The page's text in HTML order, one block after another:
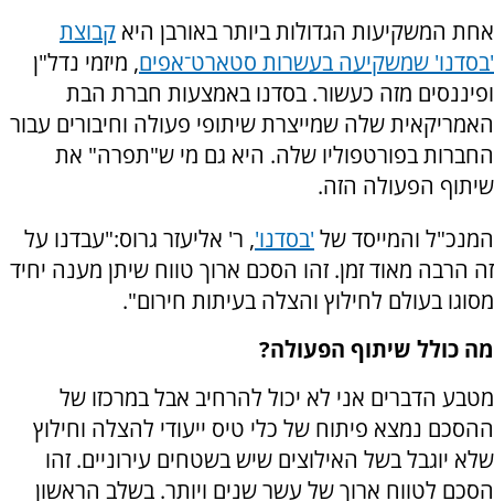
אחת המשקיעות הגדולות ביותר באורבן היא קבוצת
'בסדנו' שמשקיעה בעשרות סטארט־אפים, מיזמי נדל"ן
ופיננסים מזה כעשור. בסדנו באמצעות חברת הבת
האמריקאית שלה שמייצרת שיתופי פעולה וחיבורים עבור
החברות בפורטפוליו שלה. היא גם מי ש"תפרה" את
שיתוף הפעולה הזה.
המנכ"ל והמייסד של 'בסדנו', ר' אליעזר גרוס:"עבדנו על
זה הרבה מאוד זמן. זהו הסכם ארוך טווח שיתן מענה יחיד
מסוגו בעולם לחילוץ והצלה בעיתות חירום".
מה כולל שיתוף הפעולה?
מטבע הדברים אני לא יכול להרחיב אבל במרכזו של
ההסכם נמצא פיתוח של כלי טיס ייעודי להצלה וחילוץ
שלא יוגבל בשל האילוצים שיש בשטחים עירוניים. זהו
הסכם לטווח ארוך של עשר שנים ויותר. בשלב הראשון